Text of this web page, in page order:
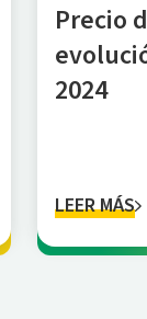
Precio
2024
LEER MÁS